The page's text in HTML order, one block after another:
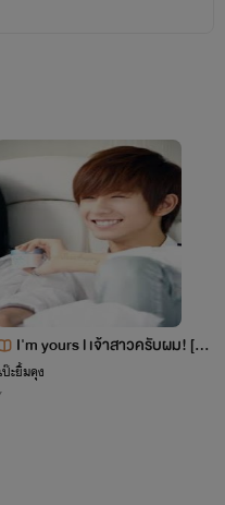
ล สนพ.อิน
สนพ.ไลต์
I'm yours l เจ้าสาวครับผม! [Ya
oi]
ะยิ้มคุง